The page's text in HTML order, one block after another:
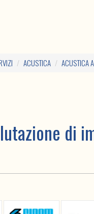
ACUSTICA ACUSTICA
di